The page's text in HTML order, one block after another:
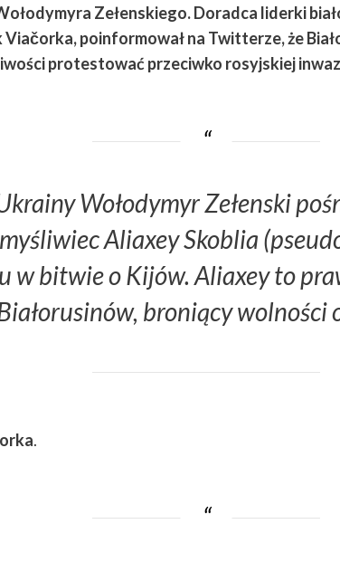
Zełenskiego. Doradca liderki
Viačorka, poinformował na Twitterze, że
protestować przeciwko rosyjskiej
Wołodymyr Zełenski
Aliaxey Skoblia
w bitwie o Kijów. Aliaxey to
broniący wolności
.